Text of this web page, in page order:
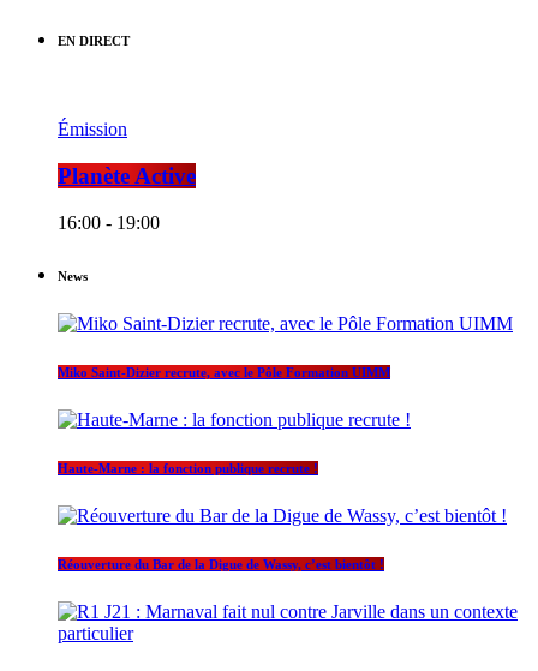
EN DIRECT
Émission
Planète Active
16:00 - 19:00
News
Miko Saint-Dizier recrute, avec le Pôle Formation UIMM
Haute-Marne : la fonction publique recrute !
Réouverture du Bar de la Digue de Wassy, c’est bientôt !